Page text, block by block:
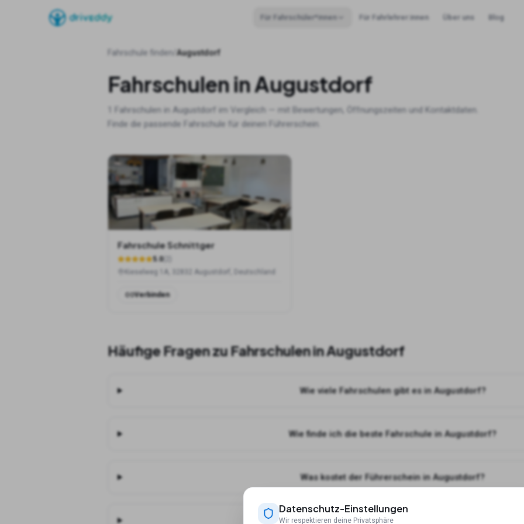
Für Fahrschüler*innen Für Fahrlehrer:innen Über uns Blog
Fahrschule finden Augustdorf
Fahrschulen inAugustdorf
Fahrschulen in Augustdorf
im Vergleich — mit Bewertungen, Öffnungszeiten und Kontaktdaten.
Finde die passende Fahrschule für deinen Führerschein.
Fahrschule Schnittger
5.0
Kieselweg 1A, 32832 Augustdorf, Deutschland
Verbinden
Häufige Fragen zu Fahrschulen inAugustdorf
Wie viele Fahrschulen gibt es in Augustdorf?
Wie finde ich die beste Fahrschule in Augustdorf?
Was kostet der Führerschein in Augustdorf?
Kann ich online Theorie lernen für meine Fahrschule in
Datenschutz-Einstellungen
Wir respektieren deine Privatsphäre